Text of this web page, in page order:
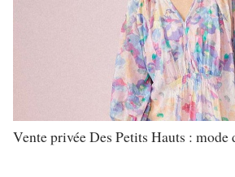
Vente privée Des Petits Hauts : mode